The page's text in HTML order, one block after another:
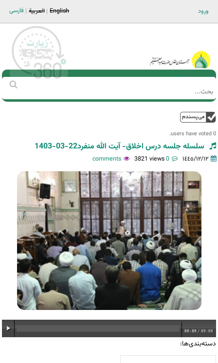
ورود فارسی العربية English
Main men-AR
استمارة
‏
0 users have voted.
سلسله جلسه درس اخلاق- آیت الله منفرد22-03-1403
١٤٤٥/١٢/١٢ 0 comments
3821 views
00:00 / 00:00
دسته‌بندی‌ها: